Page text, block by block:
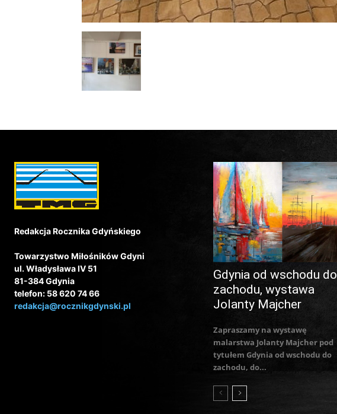
Redakcja Rocznika Gdyńskiego
Towarzystwo Miłośników Gdyni
ul. Władysława IV 51
81-384 Gdynia
telefon: 58 620 74 66
redakcja@rocznikgdynski.pl
Gdynia od wschodu do
zachodu, wystawa
Jolanty Majcher
Zapraszamy na wystawę
malarstwa Jolanty Majcher pod
tytułem Gdynia od wschodu do
zachodu, do...